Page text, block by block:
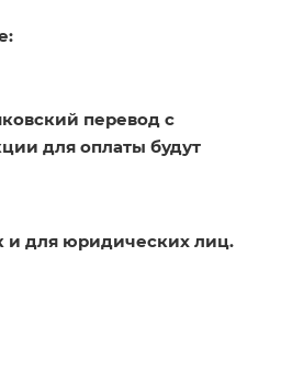
перевод с
для оплаты будут
и для юридических лиц.